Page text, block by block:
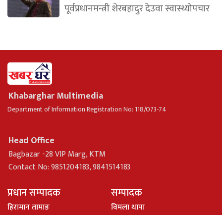
पूर्वप्रधानमन्त्री शेरबहादुर देउवा स्वास्थ्योपचार
Khabarghar Multimedia
Department of Information Registration No: 118/073-74
Head Office
Bagbazar -28 VIP Marg, KTM
Contact No: 9851204183, 9841514183
प्रधान सम्पादक
हिरामान तामाङ
सम्पादक
विमला थापा